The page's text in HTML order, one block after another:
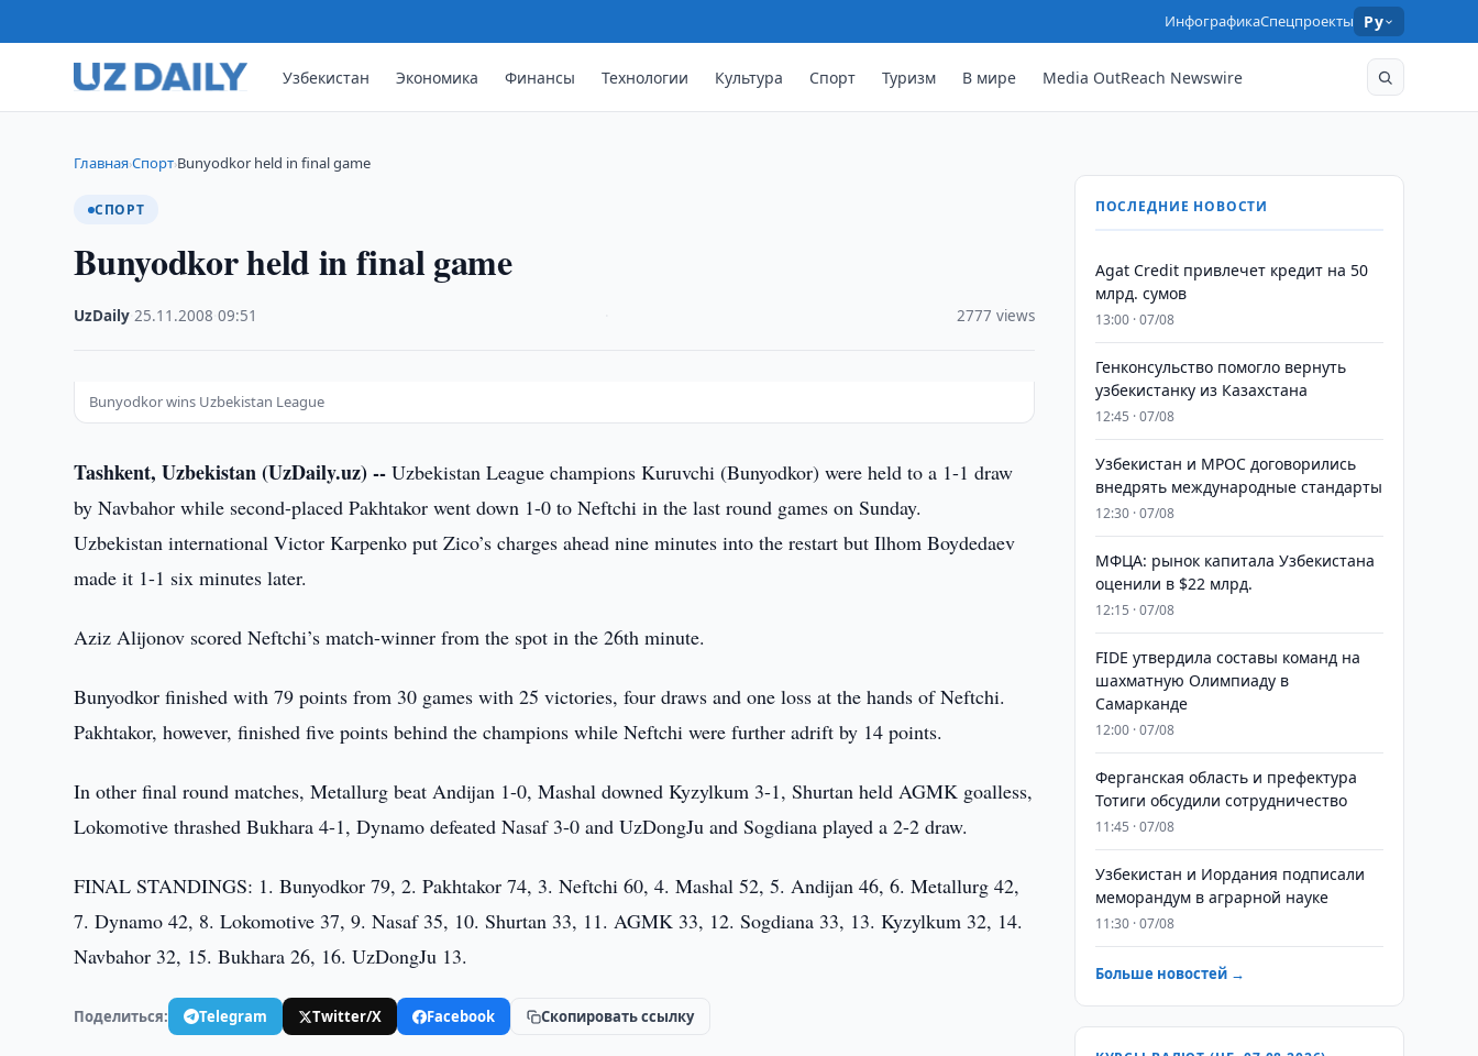
ИнфографикаСпецпроекты Ру
Узбекистан Экономика Финансы Технологии Культура Спорт Туризм В мире Media OutReach Newswire
Главная›Спорт›Bunyodkor held in final game
СПОРТ
Bunyodkor held in final game
UzDaily ·25.11.2008 ·09:51 2777 views
Bunyodkor wins Uzbekistan League
Tashkent, Uzbekistan (UzDaily.uz) -- Uzbekistan League champions Kuruvchi (Bunyodkor) were held to a 1-1 draw
by Navbahor while second-placed Pakhtakor went down 1-0 to Neftchi in the last round games on Sunday.
Uzbekistan international Victor Karpenko put Zico’s charges ahead nine minutes into the restart but Ilhom Boydedaev
made it 1-1 six minutes later.
Aziz Alijonov scored Neftchi’s match-winner from the spot in the 26th minute.
Bunyodkor finished with 79 points from 30 games with 25 victories, four draws and one loss at the hands of Neftchi.
Pakhtakor, however, finished five points behind the champions while Neftchi were further adrift by 14 points.
In other final round matches, Metallurg beat Andijan 1-0, Mashal downed Kyzylkum 3-1, Shurtan held AGMK goalless,
Lokomotive thrashed Bukhara 4-1, Dynamo defeated Nasaf 3-0 and UzDongJu and Sogdiana played a 2-2 draw.
FINAL STANDINGS: 1. Bunyodkor 79, 2. Pakhtakor 74, 3. Neftchi 60, 4. Mashal 52, 5. Andijan 46, 6. Metallurg 42,
7. Dynamo 42, 8. Lokomotive 37, 9. Nasaf 35, 10. Shurtan 33, 11. AGMK 33, 12. Sogdiana 33, 13. Kyzylkum 32, 14.
Navbahor 32, 15. Bukhara 26, 16. UzDongJu 13.
Поделиться: Telegram Twitter/X Facebook Скопировать ссылку
ПОСЛЕДНИЕ НОВОСТИ
Agat Credit привлечет кредит на 50
млрд. сумов
13:00 · 07/08
Генконсульство помогло вернуть
узбекистанку из Казахстана
12:45 · 07/08
Узбекистан и MPOC договорились
внедрять международные стандарты
12:30 · 07/08
МФЦА: рынок капитала Узбекистана
оценили в $22 млрд.
12:15 · 07/08
FIDE утвердила составы команд на
шахматную Олимпиаду в
Самарканде
12:00 · 07/08
Ферганская область и префектура
Тотиги обсудили сотрудничество
11:45 · 07/08
Узбекистан и Иордания подписали
меморандум в аграрной науке
11:30 · 07/08
Больше новостей →